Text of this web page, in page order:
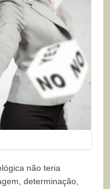
não teria
determinação,